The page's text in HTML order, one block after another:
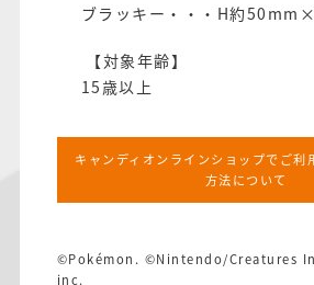
ブラッキー・・・H約
【対象年齢】
15歳以上
キャンディオンラインショップでご利
方法について
©Pokémon. ©Nintendo/Creatures
inc.